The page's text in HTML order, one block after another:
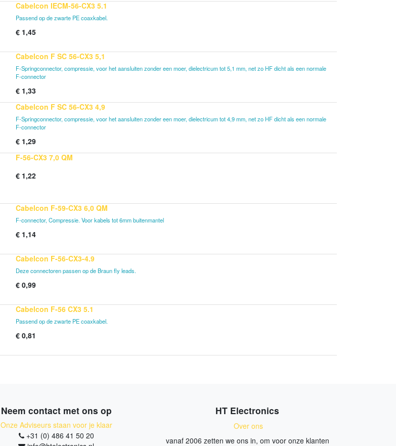
Cabelcon IECM-56-CX3 5.1
Passend op de zwarte PE coaxkabel.
€ 1,45
Cabelcon F SC 56-CX3 5,1
F-Springconnector, compressie, voor het aansluiten zonder een moer, dielectricum tot 5,1 mm, net zo HF dicht als een normale
F-connector
€ 1,33
Cabelcon F SC 56-CX3 4,9
F-Springconnector, compressie, voor het aansluiten zonder een moer, dielectricum tot 4,9 mm, net zo HF dicht als een normale
F-connector
€ 1,29
F-56-CX3 7,0 QM
€ 1,22
Cabelcon F-59-CX3 6,0 QM
F-connector, Compressie. Voor kabels tot 6mm buitenmantel
€ 1,14
Cabelcon F-56-CX3-4.9
Deze connectoren passen op de Braun fly leads.
€ 0,99
Cabelcon F-56 CX3 5.1
Passend op de zwarte PE coaxkabel.
€ 0,81
Neem contact met ons op
Onze Adviseurs staan voor je klaar
+31 (0) 486 41 50 20
HT Electronics
Over ons
vanaf 2006 zetten we ons in, om voor onze klanten